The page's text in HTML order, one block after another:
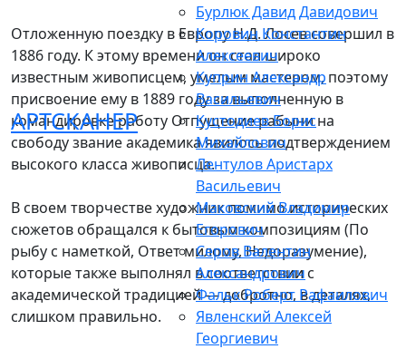
АРТСКАНЕР
Бурлюк Давид Давидович
Коровин Константин
Алексеевич
Куприн Александр
Васильевич
Кустодиев Борис
Михайлович
Лентулов Аристарх
Васильевич
Маковский Владимир
Егорович
Серов Валентин
Александрович
Фальк Роберт Рафаилович
Явленский Алексей
Георгиевич
Отложенную поездку в Европу Н.Д. Лосев совершил в
1886 году. К этому времени он стал широко
известным живописцем, умелым мастером, поэтому
присвоение ему в 1889 году за выполненную в
командировке работу Отпущение рабыни на
свободу звание академика явилось подтверждением
высокого класса живописца.
В своем творчестве художник помимо исторических
сюжетов обращался к бытовым композициям (По
рыбу с наметкой, Ответ милому, Недоразумение),
которые также выполнял в соответствии с
академической традицией — добротно, в деталях,
слишком правильно.